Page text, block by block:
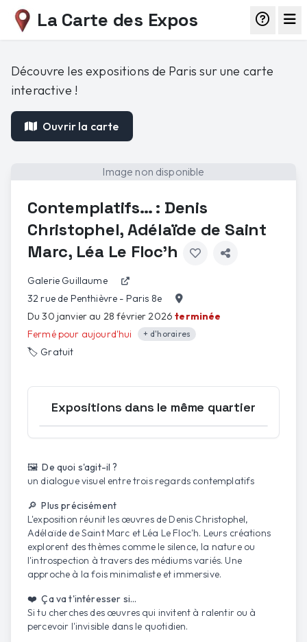
La Carte des Expos
Découvre les expositions de Paris sur une carte
interactive !
Ouvrir la carte
Image non disponible
Contemplatifs… : Denis
Christophel, Adélaïde de Saint
Marc, Léa Le Floc'h
Galerie Guillaume
32 rue de Penthièvre - Paris 8e
Du 30 janvier au 28 février 2026terminée
Fermé pour aujourd'hui
+ d'horaires
🏷️ Gratuit
Expositions dans le même quartier
🖼️ De quoi s'agit-il ?
un dialogue visuel entre trois regards contemplatifs
🔎 Plus précisément
L'exposition réunit les œuvres de Denis Christophel,
Adélaïde de Saint Marc et Léa Le Floc'h. Leurs créations
explorent des thèmes comme le silence, la nature ou
l'introspection à travers des médiums variés. Une
approche à la fois minimaliste et immersive.
❤️ Ça va t'intéresser si...
Si tu cherches des œuvres qui invitent à ralentir ou à
percevoir l'invisible dans le quotidien.